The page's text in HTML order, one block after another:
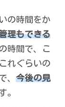
の時間をか
理もできる
時間で、こ
れぐらいの
、今後の見
。